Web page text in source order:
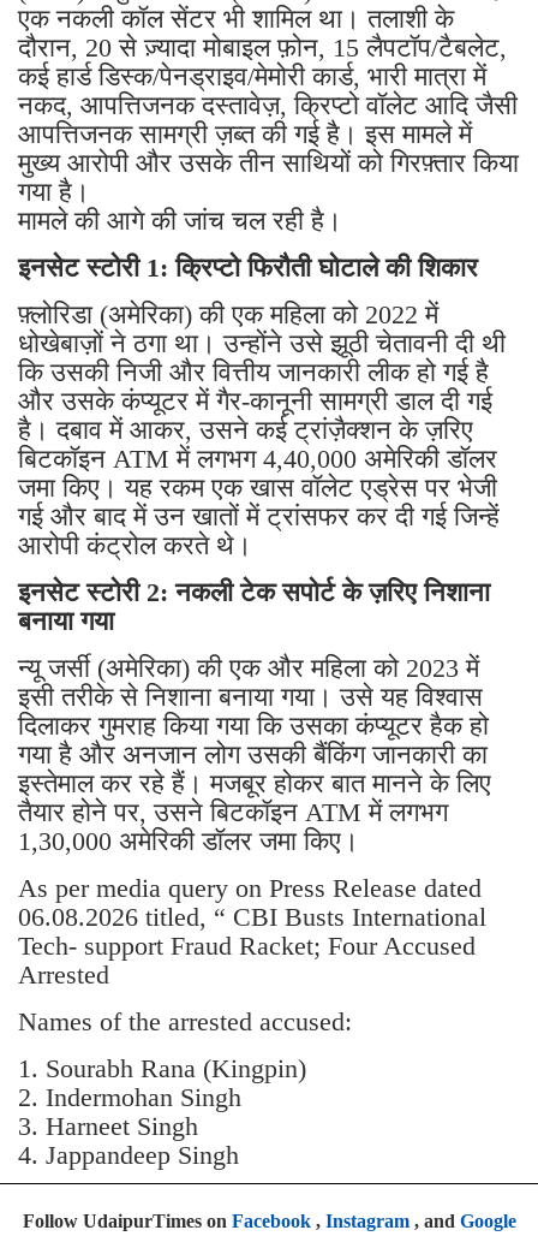
एक नकली कॉल सेंटर भी शामिल था। तलाशी के
दौरान, 20 से ज़्यादा मोबाइल फ़ोन, 15 लैपटॉप/टैबलेट,
कई हार्ड डिस्क/पेनड्राइव/मेमोरी कार्ड, भारी मात्रा में
नकद, आपत्तिजनक दस्तावेज़, क्रिप्टो वॉलेट आदि जैसी
आपत्तिजनक सामग्री ज़ब्त की गई है। इस मामले में
मुख्य आरोपी और उसके तीन साथियों को गिरफ़्तार किया
गया है।
मामले की आगे की जांच चल रही है।
इनसेट स्टोरी 1: क्रिप्टो फिरौती घोटाले की शिकार
फ़्लोरिडा (अमेरिका) की एक महिला को 2022 में
धोखेबाज़ों ने ठगा था। उन्होंने उसे झूठी चेतावनी दी थी
कि उसकी निजी और वित्तीय जानकारी लीक हो गई है
और उसके कंप्यूटर में गैर-कानूनी सामग्री डाल दी गई
है। दबाव में आकर, उसने कई ट्रांज़ैक्शन के ज़रिए
बिटकॉइन ATM में लगभग 4,40,000 अमेरिकी डॉलर
जमा किए। यह रकम एक खास वॉलेट एड्रेस पर भेजी
गई और बाद में उन खातों में ट्रांसफर कर दी गई जिन्हें
आरोपी कंट्रोल करते थे।
इनसेट स्टोरी 2: नकली टेक सपोर्ट के ज़रिए निशाना
बनाया गया
न्यू जर्सी (अमेरिका) की एक और महिला को 2023 में
इसी तरीके से निशाना बनाया गया। उसे यह विश्वास
दिलाकर गुमराह किया गया कि उसका कंप्यूटर हैक हो
गया है और अनजान लोग उसकी बैंकिंग जानकारी का
इस्तेमाल कर रहे हैं। मजबूर होकर बात मानने के लिए
तैयार होने पर, उसने बिटकॉइन ATM में लगभग
1,30,000 अमेरिकी डॉलर जमा किए।
As per media query on Press Release dated
06.08.2026 titled, “ CBI Busts International
Tech- support Fraud Racket; Four Accused
Arrested
Names of the arrested accused:
1. Sourabh Rana (Kingpin)
2. Indermohan Singh
3. ⁠Harneet Singh
4. ⁠Jappandeep Singh
Follow UdaipurTimes on Facebook, Instagram, and Google